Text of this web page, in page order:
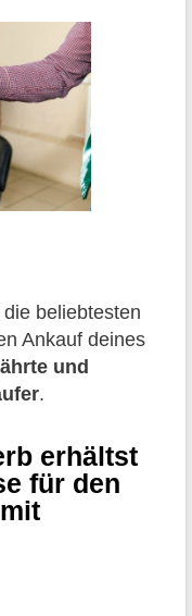
beliebtesten
Ankauf deines
und
.
erhältst
für den